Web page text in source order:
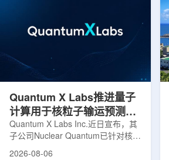
元化的供应链并缩短运输时间。此次
计划的首要目标是实现镥-177的商业
化生产，预计在2028年进行试生
产，并在2031年开始全面量产。之
后，韩国水力原子力还将扩大生产范
Quantum X Labs推进量子
计算用于核粒子输运预测模
拟
Quantum X Labs Inc.近日宣布，其
子公司Nuclear Quantum已针对核工
业计算模拟中的一项瓶颈提出新方
2026-08-06